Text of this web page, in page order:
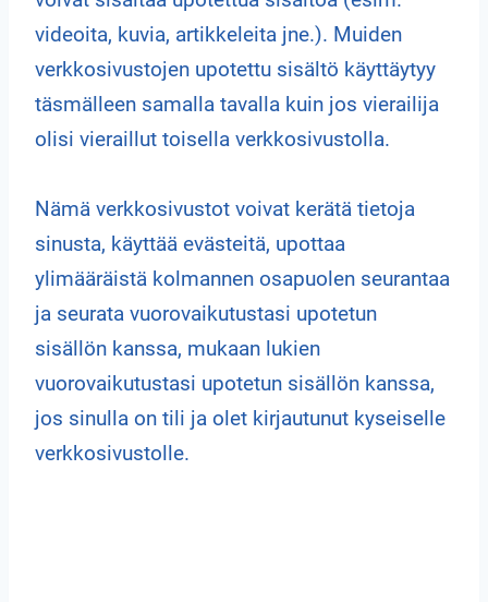
videoita, kuvia, artikkeleita jne.). Muiden
verkkosivustojen upotettu sisältö käyttäytyy
täsmälleen samalla tavalla kuin jos vierailija
olisi vieraillut toisella verkkosivustolla.
Nämä verkkosivustot voivat kerätä tietoja
sinusta, käyttää evästeitä, upottaa
ylimääräistä kolmannen osapuolen seurantaa
ja seurata vuorovaikutustasi upotetun
sisällön kanssa, mukaan lukien
vuorovaikutustasi upotetun sisällön kanssa,
jos sinulla on tili ja olet kirjautunut kyseiselle
verkkosivustolle.